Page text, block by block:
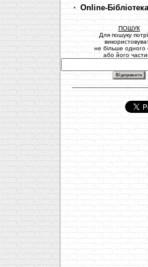
Online-Бібліотека
ПОШУК
Для пошуку
не більше одного
або його